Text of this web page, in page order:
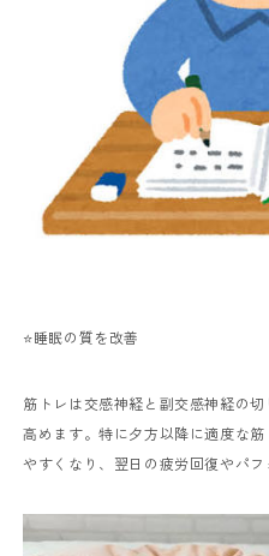
⭐️睡眠の質を改善
筋トレは交感神経と副交感神経の
高めます。特に夕方以降に適度な
やすくなり、翌日の疲労回復やパ